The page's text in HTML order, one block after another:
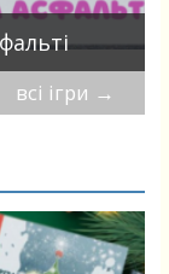
всі ігри →